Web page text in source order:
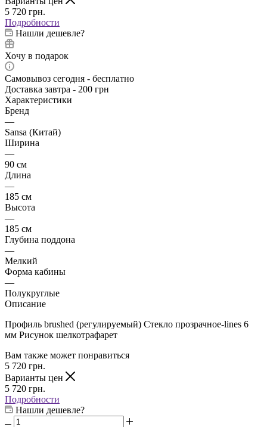
5 720 грн.
Подробности
Нашли дешевле?
Хочу в подарок
Самовывоз сегодня - бесплатно
Доставка завтра - 200 грн
Характеристики
Бренд
—
Sansa (Китай)
Ширина
—
90 см
Длина
—
185 см
Высота
—
185 см
Глубина поддона
—
Мелкий
Форма кабины
—
Полукруглые
Описание
Профиль brushed (регулируемый) Стекло прозрачное-lines 6
мм Рисунок шелкотрафарет
Вам также может понравиться
5 720 грн.
Варианты цен
5 720 грн.
Подробности
Нашли дешевле?